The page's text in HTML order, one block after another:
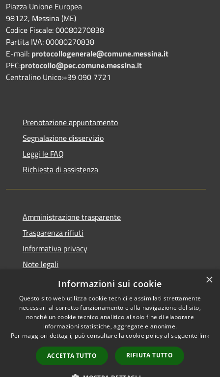
Piazza Unione Europea
98122, Messina (ME)
Codice Fiscale: 00080270838
Partita IVA: 00080270838
E-mail: protocollogenerale@comune.messina.it
PEC:protocollo@pec.comune.messina.it
Centralino Unico:+39 090 7721
Prenotazione appuntamento
Segnalazione disservizio
Leggi le FAQ
Richiesta di assistenza
Amministrazione trasparente
Trasparenza rifiuti
Informativa privacy
Note legali
Dichiarazione di accessibilità
Accessibilità
Copyright © 2026 • Città di
Messina • Powered by
Municipium•
Accesso
redazione
×
Informazioni sui cookie
Questo sito web utilizza cookie tecnici e assimilati strettamente
necessari al corretto funzionamento e alla navigazione del sito,
nonché un cookie tecnico analitico al solo fine di elaborare
informazioni statistiche, aggregate e anonime.
Per maggiori dettagli, può consultare la cookie policy al seguente link
ACCETTA TUTTO RIFIUTA TUTTO